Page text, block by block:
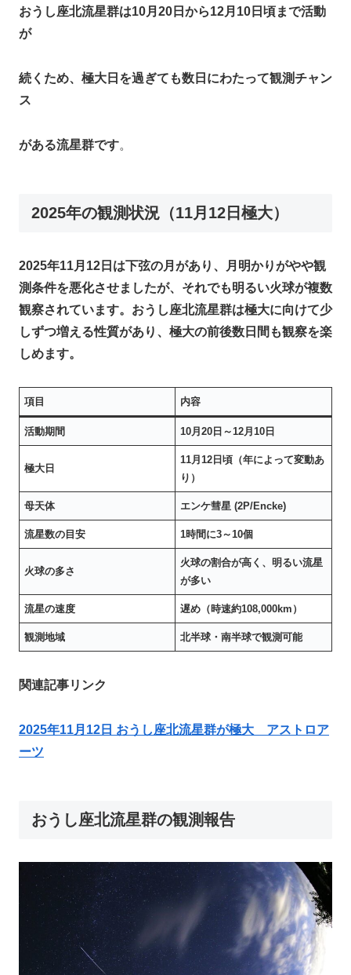
おうし座北流星群は10月20日から12月10日頃まで活動
が
続くため、極大日を過ぎても数日にわたって観測チャン
ス
がある流星群です。
2025年の観測状況（11月12日極大）
2025年11月12日は下弦の月があり、月明かりがやや観
測条件を悪化させましたが、それでも明るい火球が複数
観察されています。おうし座北流星群は極大に向けて少
しずつ増える性質があり、極大の前後数日間も観察を楽
しめます。
項目 内容
活動期間 10月20日～12月10日
極大日
11月12日頃（年によって変動あ
り）
母天体 エンケ彗星 (2P/Encke)
流星数の目安 1時間に3～10個
火球の多さ
火球の割合が高く、明るい流星
が多い
流星の速度 遅め（時速約108,000km）
観測地域 北半球・南半球で観測可能
関連記事リンク
2025年11月12日 おうし座北流星群が極大 アストロア
ーツ
おうし座北流星群の観測報告